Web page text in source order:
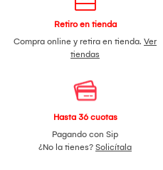
Retiro en tienda
Compra online y retira en tienda. Ver
tiendas
Hasta 36 cuotas
Pagando con Sip
¿No la tienes? Solicítala